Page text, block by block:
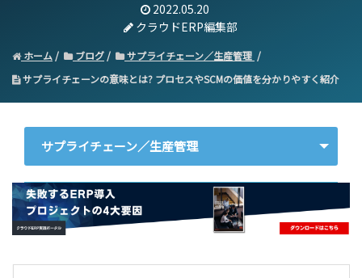
2022.05.20
クラウドERP編集部
ホーム ブログ
サプライチェーン／生産管理
サプライチェーンの意味とは? プロセスやSCMの価値を分かりやすく紹介
サプライチェーン／生産管理
ERP
会計